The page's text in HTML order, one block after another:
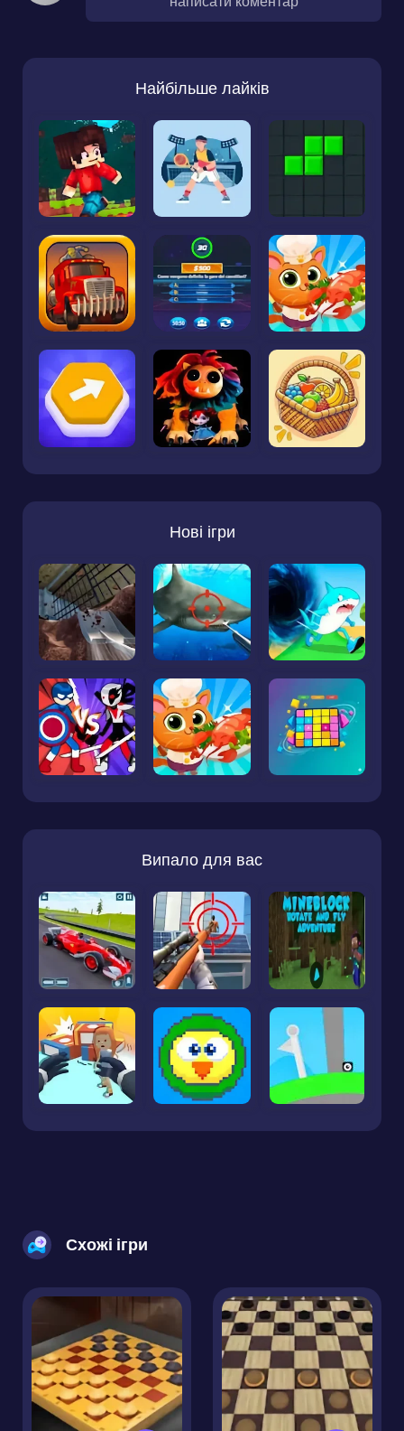
Найбільше лайків
Нові ігри
Випало для вас
Схожі ігри